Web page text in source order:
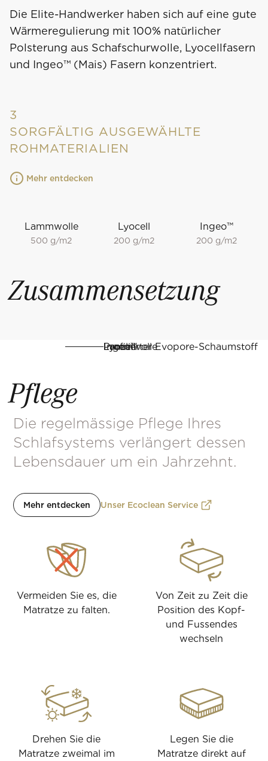
Die Elite-Handwerker haben sich auf eine gute
Wärmeregulierung mit 100% natürlicher
Polsterung aus Schafschurwolle, Lyocellfasern
und Ingeo™ (Mais) Fasern konzentriert.
3
SORGFÄLTIG AUSGEWÄHLTE
ROHMATERIALIEN
Mehr entdecken
Lammwolle
500 g/m2
Lyocell
200 g/m2
Ingeo™
200 g/m2
Zusammensetzung
Lammwolle
Lyocell
Ingeo™
Profilierter Evopore-Schaumstoff
Pflege
Die regelmässige Pflege Ihres
Schlafsystems verlängert dessen
Lebensdauer um ein Jahrzehnt.
Mehr entdecken Unser Ecoclean Service
Vermeiden Sie es, die
Matratze zu falten.
Von Zeit zu Zeit die
Position des Kopf-
und Fussendes
wechseln
Drehen Sie die
Matratze zweimal im
Legen Sie die
Matratze direkt auf